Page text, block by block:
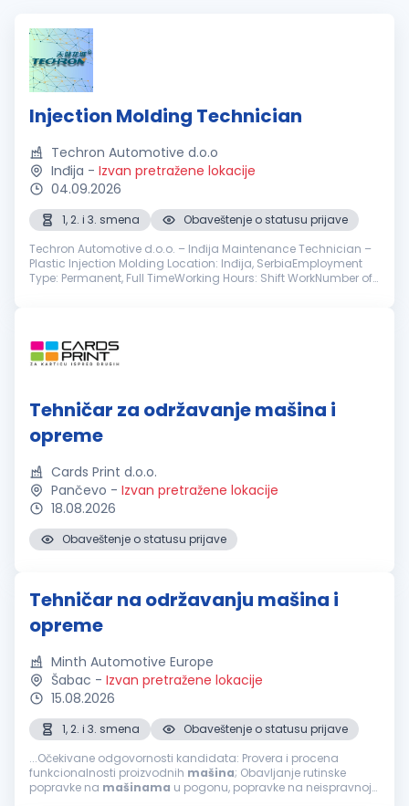
Injection Molding Technician
Techron Automotive d.o.o
Inđija - Izvan pretražene lokacije
04.09.2026
1, 2. i 3. smena
Obaveštenje o statusu prijave
Techron Automotive d.o.o. – Inđija Maintenance Technician –
Plastic Injection Molding Location: Inđija, SerbiaEmployment
Type: Permanent, Full TimeWorking Hours: Shift WorkNumber of
Tehničar za održavanje mašina i
opreme
Cards Print d.o.o.
Pančevo - Izvan pretražene lokacije
18.08.2026
Obaveštenje o statusu prijave
Tehničar na održavanju mašina i
opreme
Minth Automotive Europe
Šabac - Izvan pretražene lokacije
15.08.2026
1, 2. i 3. smena
Obaveštenje o statusu prijave
...Očekivane odgovornosti kandidata: Provera i procena
funkcionalnosti proizvodnih mašina; Obavljanje rutinske
popravke na mašinama u pogonu, popravke na neispravnoj